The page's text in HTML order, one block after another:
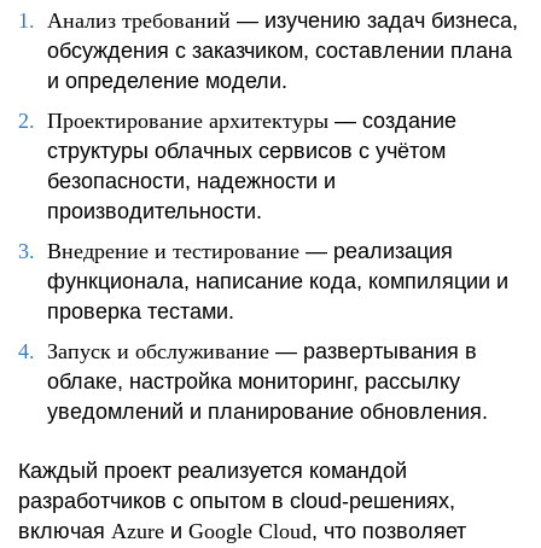
Анализ требований — изучению задач бизнеса,
обсуждения с заказчиком, составлении плана
и определение модели.
Проектирование архитектуры — создание
структуры облачных сервисов с учётом
безопасности, надежности и
производительности.
Внедрение и тестирование — реализация
функционала, написание кода, компиляции и
проверка тестами.
Запуск и обслуживание — развертывания в
облаке, настройка мониторинг, рассылку
уведомлений и планирование обновления.
Каждый проект реализуется командой
разработчиков с опытом в cloud-решениях,
включая Azure и Google Cloud, что позволяет